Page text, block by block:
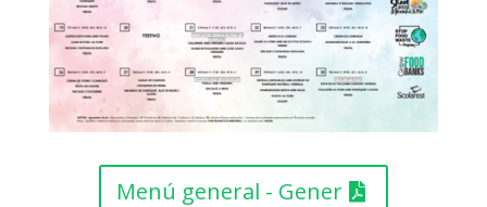
Menú general - Gener